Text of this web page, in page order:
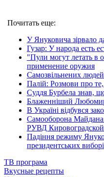
Почитать еще:
У Януковича зірвало
Гузар: У народа есть
"Пули могут летать в
применение оружия
Самозвільнених
Палій: Розмови про
Суддя Бурбела знав,
Блаженніший
В Україні відбувся
Самооборона Майдана
РУВД Кировоградской
Падіння режиму
президентських
ТВ програма
Вкусные рецепты